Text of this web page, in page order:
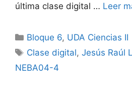
última clase digital … Leer
Categorías
Bloque 6, UDA Ciencias II
Etiquetas
Clase digital,Jesús Raúl
NEBA04-4